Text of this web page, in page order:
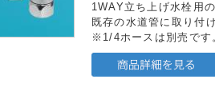
1WAY立ち上げ水栓用の
既存の水道管に取り付
※1/4ホースは別売です